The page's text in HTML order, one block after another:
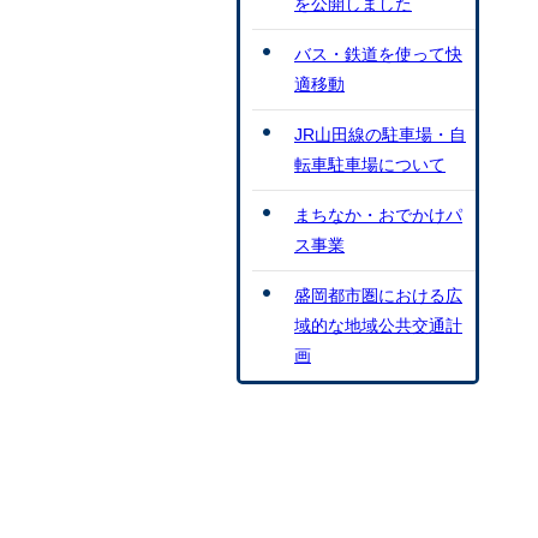
バス・鉄道を使って快
適移動
JR山田線の駐車場・自
転車駐車場について
まちなか・おでかけパ
ス事業
盛岡都市圏における広
域的な地域公共交通計
画